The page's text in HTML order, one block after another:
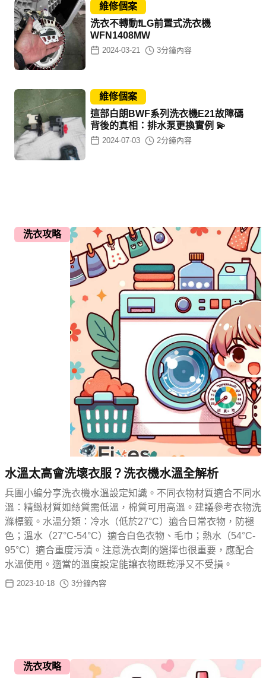
維修個案
洗衣不轉動❗LG前置式洗衣機
WFN1408MW
2024-03-21 3分鐘內容
維修個案
這部白朗BWF系列洗衣機E21故障碼
背後的真相：排水泵更換實例 💫
2024-07-03 2分鐘內容
洗衣攻略
水溫太高會洗壞衣服？洗衣機水溫全解析
兵團小編分享洗衣機水溫設定知識。不同衣物材質適合不同水
溫：精緻材質如絲質需低溫，棉質可用高溫。建議參考衣物洗
滌標籤。水溫分類：冷水（低於27°C）適合日常衣物，防褪
色；溫水（27°C-54°C）適合白色衣物、毛巾；熱水（54°C-
95°C）適合重度污漬。注意洗衣劑的選擇也很重要，應配合
水溫使用。適當的溫度設定能讓衣物既乾淨又不受損。
2023-10-18 3分鐘內容
洗衣攻略